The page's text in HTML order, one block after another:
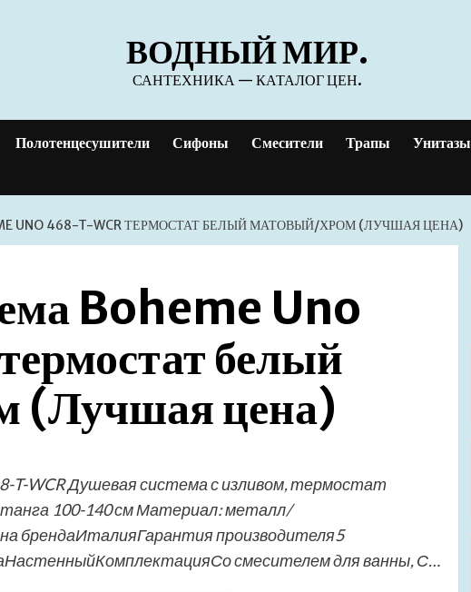
ВОДНЫЙ МИР.
САНТЕХНИКА — КАТАЛОГ ЦЕН.
Полотенцесушители Сифоны Смесители Трапы Унитазы
UNO 468-T-WCR ТЕРМОСТАТ БЕЛЫЙ МАТОВЫЙ/ХРОМ (ЛУЧШАЯ ЦЕНА)
Boheme Uno
белый
(Лучшая цена)
T-WCR Душевая система с изливом, термостат
100-140 см Материал: металл/
брендаИталияГарантия производителя5
смесителем для ванны, С…